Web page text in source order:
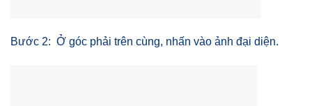
Bước 2: Ở góc phải trên cùng, nhấn vào ảnh đại diện.